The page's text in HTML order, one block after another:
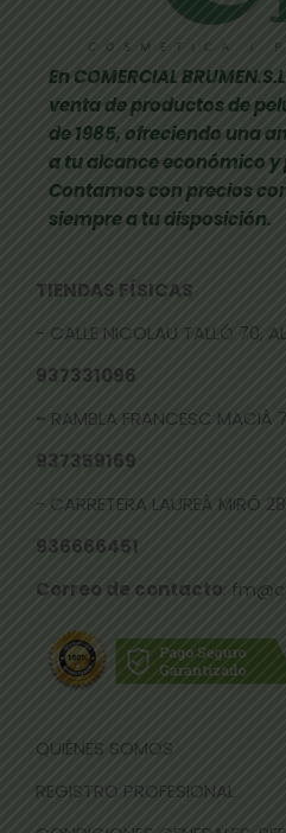
En COMERCIAL
venta de productos de
de 1985, ofreciendo una
a tu alcance económico y
Contamos con precios
siempre a tu disposición.
TIENDAS FÍSICAS
- CALLE NICOLAU TALLÓ 70,
937331096
- RAMBLA FRANCESC MACIÀ
937359169
- CARRETERA LAUREÀ MIRÓ
936666451
Correo de contacto:
QUIÉNES SOMOS
REGISTRO PROFESIONAL